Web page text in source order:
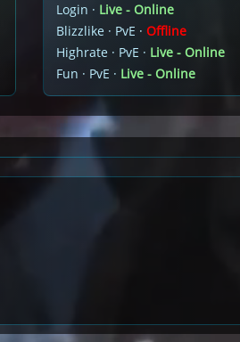
Login · Live - Online
Blizzlike · PvE · Offline
Highrate · PvE · Live - Online
Fun · PvE · Live - Online